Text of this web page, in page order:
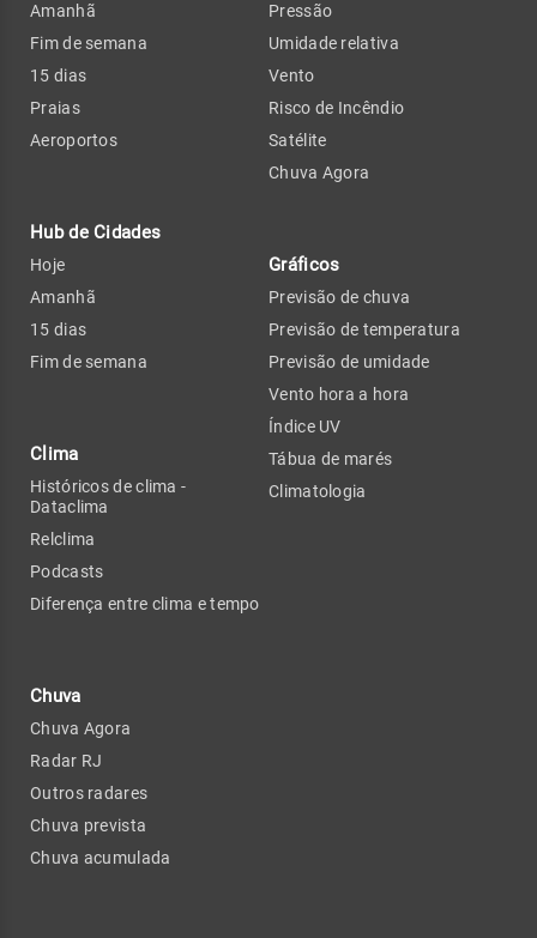
Amanhã
Fim de semana
15 dias
Praias
Aeroportos
Hub de Cidades
Hoje
Amanhã
15 dias
Fim de semana
Clima
Históricos de clima -
Dataclima
Relclima
Podcasts
Diferença entre clima e tempo
Chuva
Chuva Agora
Radar RJ
Outros radares
Chuva prevista
Chuva acumulada
Pressão
Umidade relativa
Vento
Risco de Incêndio
Satélite
Chuva Agora
Gráficos
Previsão de chuva
Previsão de temperatura
Previsão de umidade
Vento hora a hora
Índice UV
Tábua de marés
Climatologia